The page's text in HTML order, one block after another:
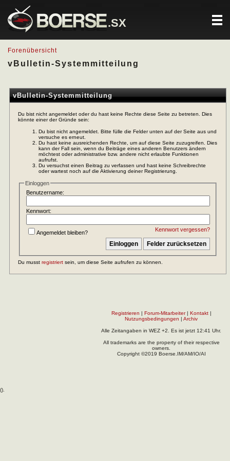
.SX
Forenübersicht
vBulletin-Systemmitteilung
vBulletin-Systemmitteilung
Du bist nicht angemeldet oder du hast keine Rechte diese Seite zu betreten. Dies
könnte einer der Gründe sein:
Du bist nicht angemeldet. Bitte fülle die Felder unten auf der Seite aus und
versuche es erneut.
Du hast keine ausreichenden Rechte, um auf diese Seite zuzugreifen. Dies
kann der Fall sein, wenn du Beiträge eines anderen Benutzers ändern
möchtest oder administrative bzw. andere nicht erlaubte Funktionen
aufrufst.
Du versuchst einen Beitrag zu verfassen und hast keine Schreibrechte
oder wartest noch auf die Aktivierung deiner Registrierung.
Einloggen
Benutzername:
Kennwort:
Kennwort vergessen?
Angemeldet bleiben?
Du musst registriert sein, um diese Seite aufrufen zu können.
Registrieren | Forum-Mitarbeiter| Kontakt|
Nutzungsbedingungen | Archiv
Alle Zeitangaben in WEZ +2. Es ist jetzt 12:41 Uhr.
All trademarks are the property of their respective
owners.
Copyright ©2019 Boerse.IM/AM/IO/AI
().